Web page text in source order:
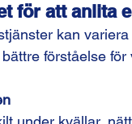
för att anlita
kan
förståelse